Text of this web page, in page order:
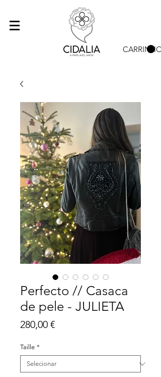
CARRINHO
Perfecto // Casaca
de pele - JULIETA
280,00 €Preço
Taille *